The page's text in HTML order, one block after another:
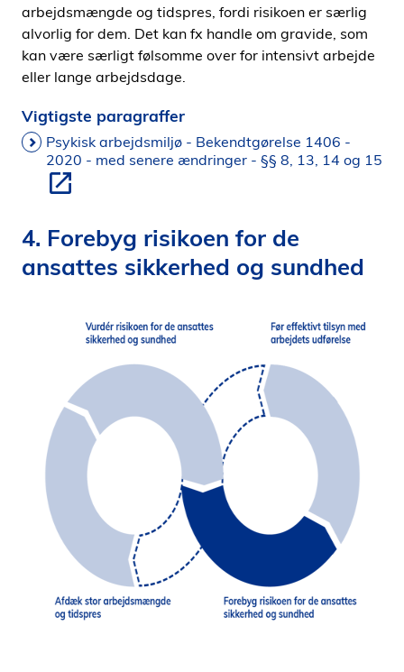
arbejdsmængde og tidspres, fordi risikoen er særlig
alvorlig for dem. Det kan fx handle om gravide, som
kan være særligt følsomme over for intensivt arbejde
eller lange arbejdsdage.
Vigtigste paragraffer
Psykisk arbejdsmiljø - Bekendtgørelse 1406 -
2020 - med senere ændringer - §§ 8, 13, 14 og 15
4. Forebyg risikoen for de
ansattes sikkerhed og sundhed